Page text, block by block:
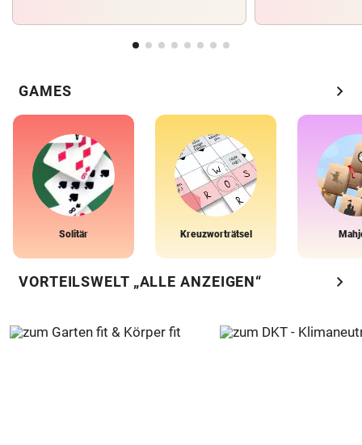
GAMES chevron_right
Solitär Kreuzworträtsel
VORTEILSWELT „ALLE ANZEIGEN“ chevron_right